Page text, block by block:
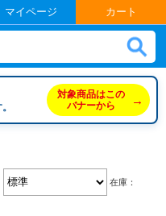
マイページ カート
対象商品はこの
バナーから
→
在庫：